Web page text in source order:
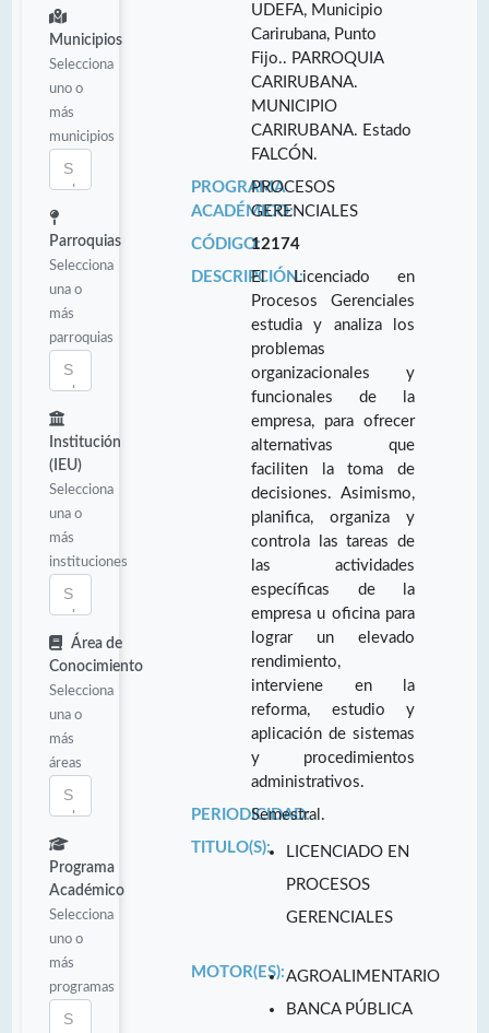
Municipios
Selecciona
uno o
más
municipios
Parroquias
Selecciona
una o
más
parroquias
Institución
(IEU)
Selecciona
una o
más
instituciones
Área de
Conocimiento
Selecciona
una o
más
áreas
Programa
Académico
Selecciona
uno o
más
programas
UDEFA, Municipio
Carirubana, Punto
Fijo.. PARROQUIA
CARIRUBANA.
MUNICIPIO
CARIRUBANA. Estado
FALCÓN.
PROGRAMA
ACADÉMICO:
PROCESOS
GERENCIALES
CÓDIGO:12174
DESCRIPCIÓN:El Licenciado en
Procesos Gerenciales
estudia y analiza los
problemas
organizacionales y
funcionales de la
empresa, para ofrecer
alternativas que
faciliten la toma de
decisiones. Asimismo,
planifica, organiza y
controla las tareas de
las actividades
específicas de la
empresa u oficina para
lograr un elevado
rendimiento,
interviene en la
reforma, estudio y
aplicación de sistemas
y procedimientos
administrativos.
PERIODICIDAD:
Semestral.
TITULO(S):
LICENCIADO EN
PROCESOS
GERENCIALES
MOTOR(ES):AGROALIMENTARIO
BANCA PÚBLICA